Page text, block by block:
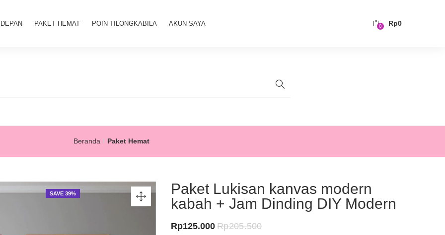
PAKET HEMAT POIN TILONGKABILA AKUN SAYA 0 Rp0
Beranda Paket Hemat
SAVE 39%
Paket Lukisan kanvas modern
kabah + Jam Dinding DIY Modern
Rp125.000Harga
Rp205.500Harga